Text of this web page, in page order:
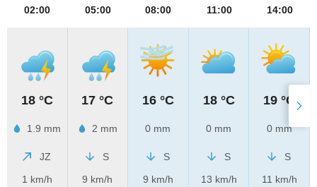
02:00
18 °C
1.9 mm
JZ
1 km/h
05:00
17 °C
2 mm
S
9 km/h
08:00
16 °C
0 mm
S
9 km/h
11:00
18 °C
0 mm
S
13 km/h
14:00
19 °C
0 mm
S
11 km/h